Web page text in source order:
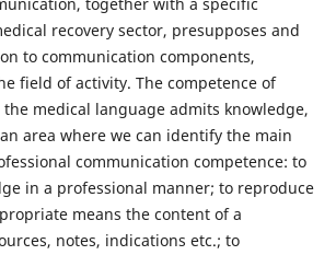
recovery sector, presupposes and
to communication components,
field of activity. The competence of
medical language admits knowledge,
area where we can identify the main
communication competence: to
in a professional manner; to reproduce
means the content of a
notes, indications etc.; to